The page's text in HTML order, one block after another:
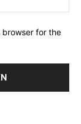
browser for the